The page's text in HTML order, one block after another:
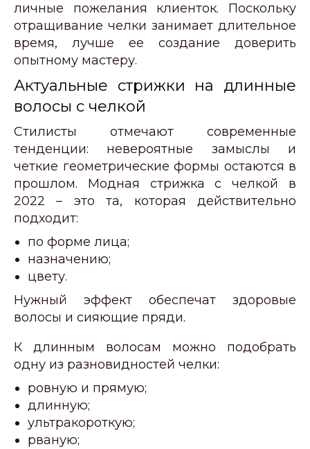
личные пожелания клиенток. Поскольку
отращивание челки занимает длительное
время, лучше ее создание доверить
опытному мастеру.
Актуальные стрижки на длинные
волосы с челкой
Стилисты отмечают современные
тенденции: невероятные замыслы и
четкие геометрические формы остаются в
прошлом. Модная стрижка с челкой в
2022 – это та, которая действительно
подходит:
по форме лица;
назначению;
цвету.
Нужный эффект обеспечат здоровые
волосы и сияющие пряди.
К длинным волосам можно подобрать
одну из разновидностей челки:
ровную и прямую;
длинную;
ультракороткую;
рваную;